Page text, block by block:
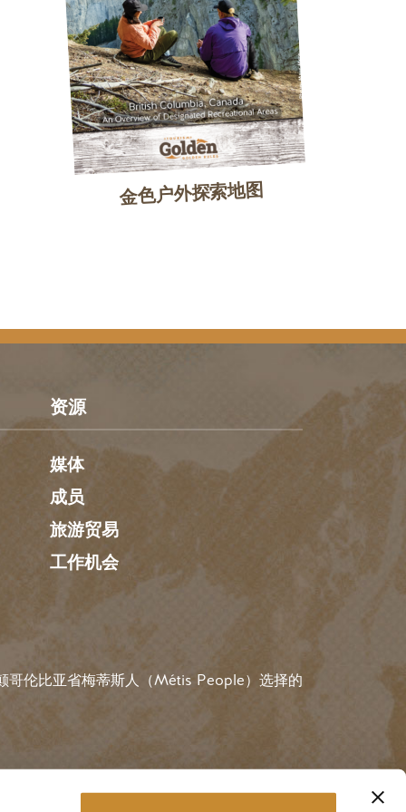
金色户外探索地图
资源
媒体
成员
旅游贸易
工作机会
哥伦比亚省梅蒂斯人（Métis People）选择的
用户账户菜
登录